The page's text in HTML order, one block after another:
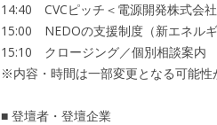
14:40 CVCピッチ＜電源開発株式会
15:00 NEDOの支援制度（新エネル
15:10 クロージング／個別相談案内
※内容・時間は一部変更となる可能性
■ 登壇者・登壇企業